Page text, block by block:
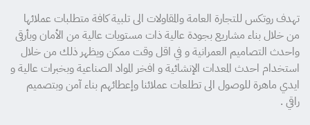
تهدف روتكس للتجارة العامة والمقاولات الى تلبية كافة متطلبات عملائها
من خلال بناء مشاريع بجودة عالية ذات مستويات عالية من الأمان وبأرقى
واحدث التصاميم العمرانية و في اقل وقت ممكن ويظهر ذلك من خلال
استخدام احدث المعدات الإنشائية و افخر المواد الصناعية وبخبرات عالية و
ايدي ماهرة للوصول الى تطلعات عملائنا وإعطائهم بناء آمن وبتصميم
راقي .